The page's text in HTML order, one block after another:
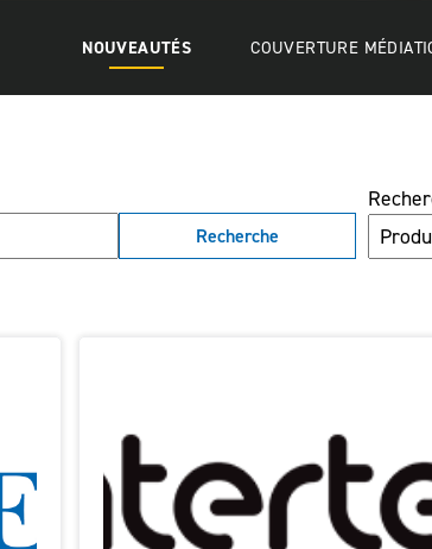
NOUVEAUTÉS COUVERTURE